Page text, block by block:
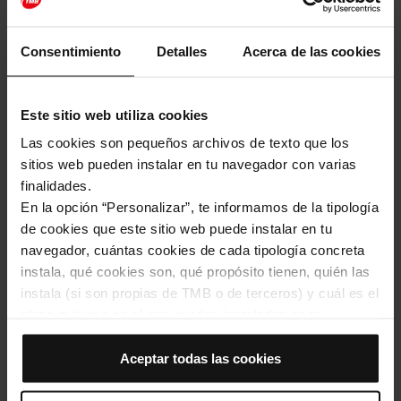
Consentimiento Detalles Acerca de las cookies
Este sitio web utiliza cookies
Las cookies son pequeños archivos de texto que los
sitios web pueden instalar en tu navegador con varias
finalidades.
En la opción “Personalizar”, te informamos de la tipología
de cookies que este sitio web puede instalar en tu
navegador, cuántas cookies de cada tipología concreta
instala, qué cookies son, qué propósito tienen, quién las
instala (si son propias de TMB o de terceros) y cuál es el
navegador. Si el panel de cookies muestra (0), significa
que no instala ninguna cookie de esta tipología.
Si eliges la opción “Aceptar todas las cookies”, permites
Aceptar todas las cookies
TMB tratará tus datos personales con la finalidad de enviar
adades@tmb.cat. Para más información consulta el
SUSCRÍBETE
Descubre la ciudad con la app
Hola Barcelona